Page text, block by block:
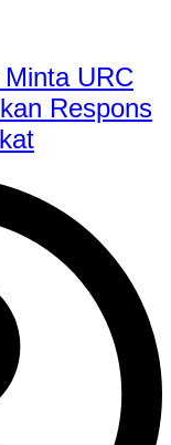
URC
Respons